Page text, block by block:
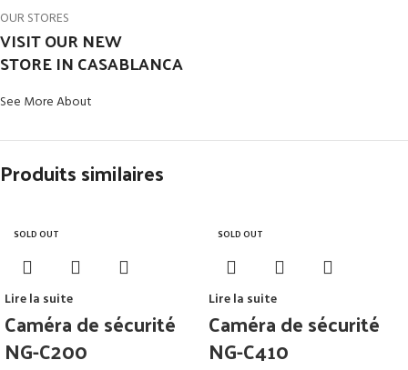
OUR STORES
VISIT OUR NEW
STORE IN CASABLANCA
See More About
Produits similaires
SOLD OUT
Lire la suite
Caméra de sécurité
NG-C200
SOLD OUT
Lire la suite
Caméra de sécurité
NG-C410